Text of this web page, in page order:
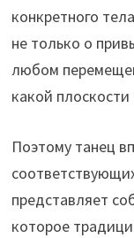
конкретного
не только о
любом
какой
Поэтому танец
представляет
которое